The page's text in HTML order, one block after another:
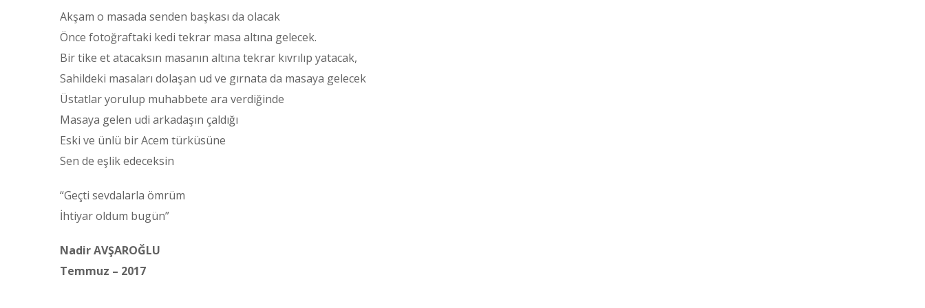
Akşam o masada senden başkası da olacak
Önce fotoğraftaki kedi tekrar masa altına gelecek.
Bir tike et atacaksın masanın altına tekrar kıvrılıp yatacak,
Sahildeki masaları dolaşan ud ve gırnata da masaya gelecek
Üstatlar yorulup muhabbete ara verdiğinde
Masaya gelen udi arkadaşın çaldığı
Eski ve ünlü bir Acem türküsüne
Sen de eşlik edeceksin
“Geçti sevdalarla ömrüm
İhtiyar oldum bugün”
Nadir AVŞAROĞLU
Temmuz – 2017